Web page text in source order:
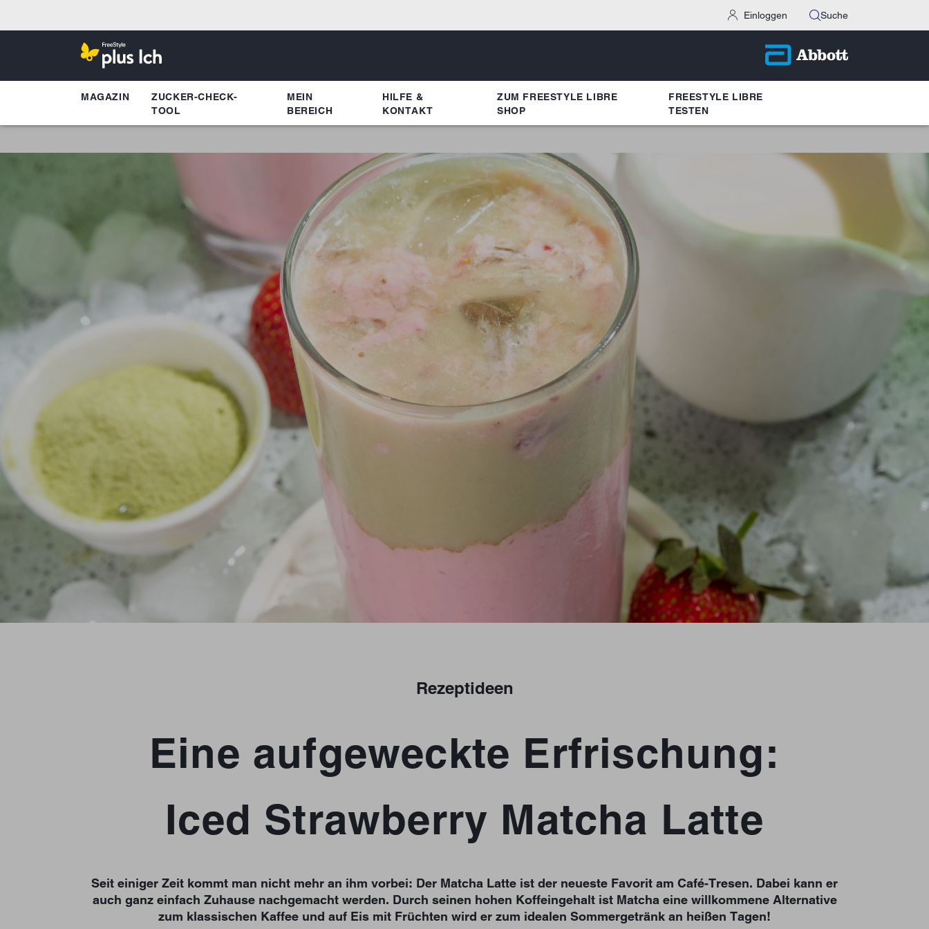
Einloggen Suche
MAGAZIN
ZUCKER-CHECK-
TOOL
MEIN
BEREICH
HILFE &
KONTAKT
ZUM FREESTYLE LIBRE
SHOP
FREESTYLE LIBRE
TESTEN
Rezeptideen
Eine aufgeweckte Erfrischung:
Iced Strawberry Matcha Latte
Seit einiger Zeit kommt man nicht mehr an ihm vorbei: Der Matcha Latte ist der neueste Favorit am Café-Tresen. Dabei kann er
auch ganz einfach Zuhause nachgemacht werden. Durch seinen hohen Koffeingehalt ist Matcha eine willkommene Alternative
zum klassischen Kaffee und auf Eis mit Früchten wird er zum idealen Sommergetränk an heißen Tagen!